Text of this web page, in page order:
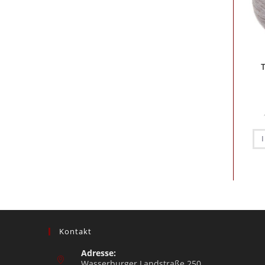
Kontakt
Adresse: